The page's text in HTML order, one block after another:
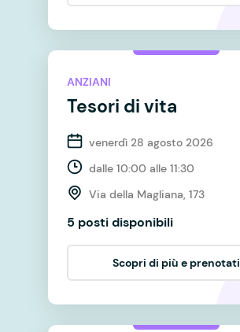
ANZIANI
Tesori di vita
venerdì 28 agosto 2026
dalle 10:00 alle 11:30
Via della Magliana, 173
5 posti disponibili
Scopri di più e prenotati